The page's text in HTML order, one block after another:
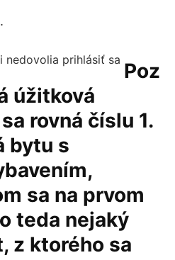
Poz
úžitková
rovná číslu 1.
bytu s
sa na prvom
teda nejaký
z ktorého sa